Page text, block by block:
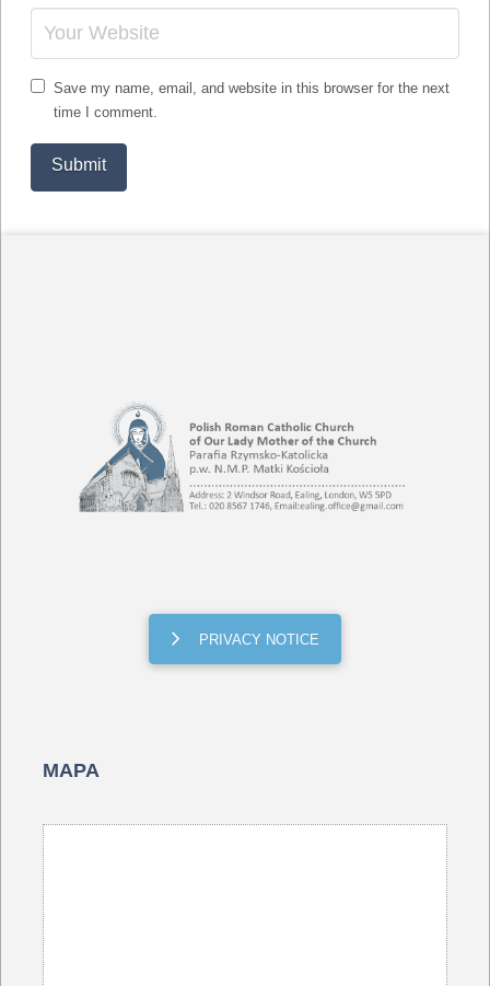
Save my name, email, and website in this browser for the next
time I comment.
PRIVACY NOTICE
MAPA